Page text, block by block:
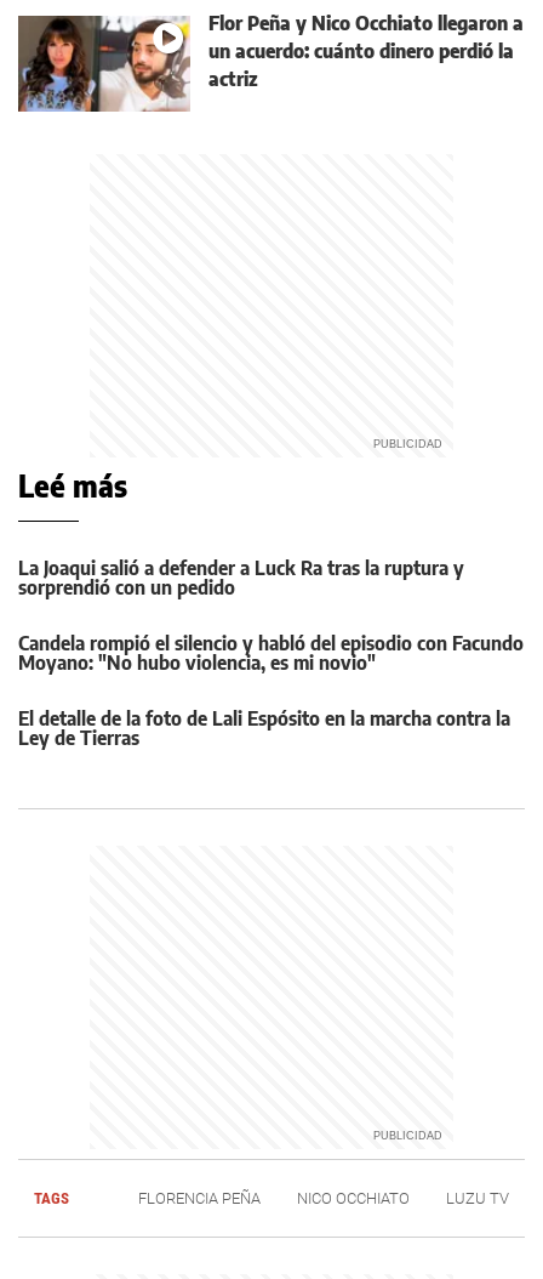
Flor Peña y Nico Occhiato llegaron a
un acuerdo: cuánto dinero perdió la
actriz
Leé más
La Joaqui salió a defender a Luck Ra tras la ruptura y
sorprendió con un pedido
Candela rompió el silencio y habló del episodio con Facundo
Moyano: "No hubo violencia, es mi novio"
El detalle de la foto de Lali Espósito en la marcha contra la
Ley de Tierras
TAGS FLORENCIA PEÑA NICO OCCHIATO LUZU TV